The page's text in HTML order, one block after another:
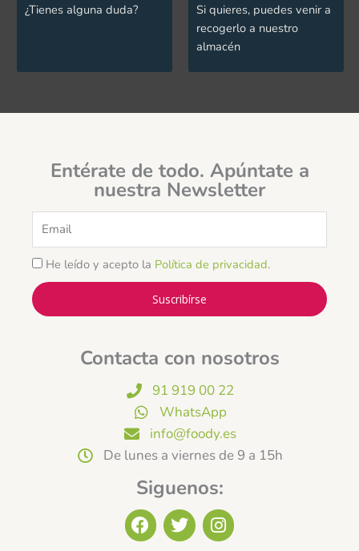
¿Tienes alguna duda?
Si quieres, puedes venir a
recogerlo a nuestro
almacén
Entérate de todo. Apúntate a
nuestra Newsletter
He leído y acepto la Política de privacidad.
Suscribírse
Contacta con nosotros
91 919 00 22
WhatsApp
info@foody.es
De lunes a viernes de 9 a 15h
Siguenos:
F
a
T
w
I
n